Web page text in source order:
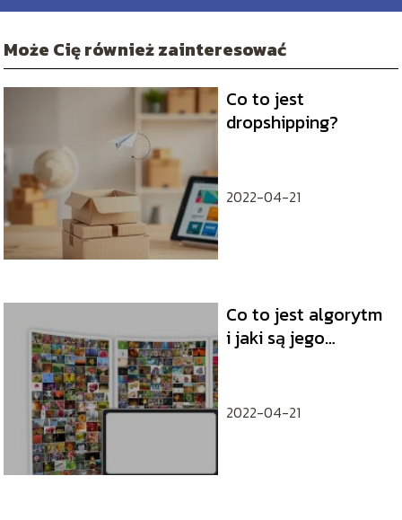
Może Cię również zainteresować
Co to jest
dropshipping?
2022-04-21
Co to jest algorytm
i jaki są jego
2022-04-21